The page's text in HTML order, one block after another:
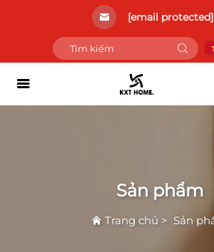
[email protected]
Sản phẩm
Trang chủ > Sản